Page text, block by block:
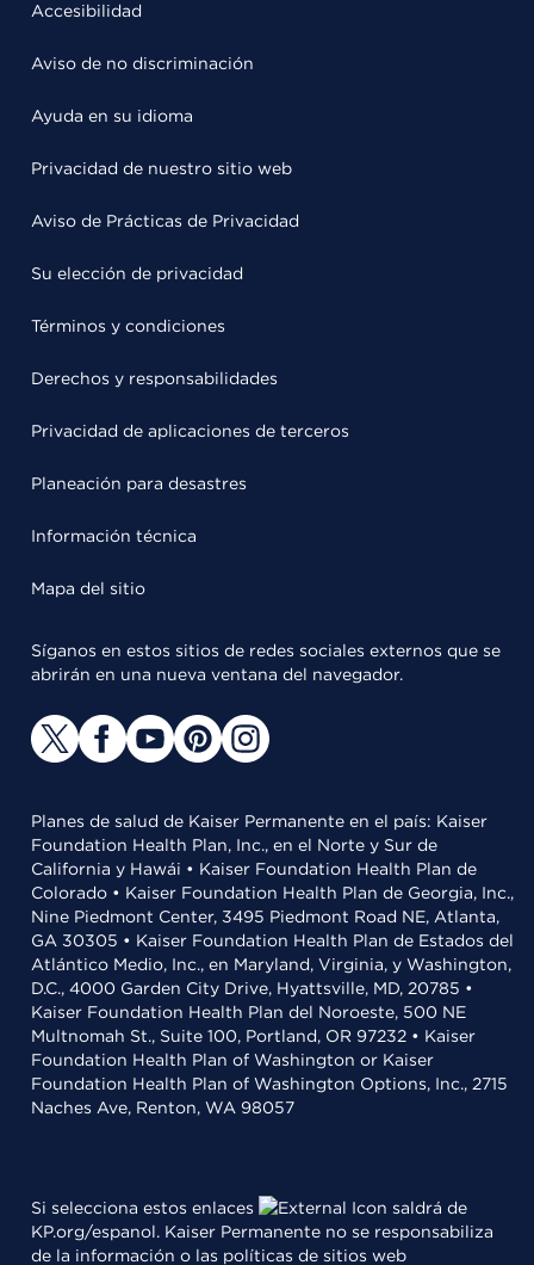
Accesibilidad
Aviso de no discriminación
Ayuda en su idioma
Privacidad de nuestro sitio web
Aviso de Prácticas de Privacidad
Su elección de privacidad
Términos y condiciones
Derechos y responsabilidades
Privacidad de aplicaciones de terceros
Planeación para desastres
Información técnica
Mapa del sitio
Síganos en estos sitios de redes sociales externos que se
abrirán en una nueva ventana del navegador.
Planes de salud de Kaiser Permanente en el país: Kaiser
Foundation Health Plan, Inc., en el Norte y Sur de
California y Hawái • Kaiser Foundation Health Plan de
Colorado • Kaiser Foundation Health Plan de Georgia, Inc.,
Nine Piedmont Center, 3495 Piedmont Road NE, Atlanta,
GA 30305 • Kaiser Foundation Health Plan de Estados del
Atlántico Medio, Inc., en Maryland, Virginia, y Washington,
D.C., 4000 Garden City Drive, Hyattsville, MD, 20785 •
Kaiser Foundation Health Plan del Noroeste, 500 NE
Multnomah St., Suite 100, Portland, OR 97232 • Kaiser
Foundation Health Plan of Washington or Kaiser
Foundation Health Plan of Washington Options, Inc., 2715
Naches Ave, Renton, WA 98057
Si selecciona estos enlaces
saldrá de
KP.org/espanol. Kaiser Permanente no se responsabiliza
de la información o las políticas de sitios web